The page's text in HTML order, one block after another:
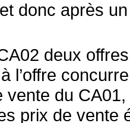
donc après
deux
l’offre
vente du
prix de vente